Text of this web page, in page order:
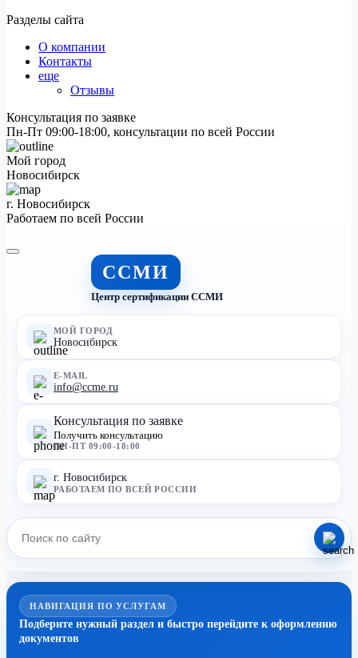
Разделы сайта
О компании
Контакты
еще
Отзывы
Консультация по заявке
Пн-Пт 09:00-18:00, консультации по всей России
Мой город
Новосибирск
г. Новосибирск
Работаем по всей России
ССМИ
Центр сертификации ССМИ
МОЙ ГОРОД
Новосибирск
E-MAIL
info@ccme.ru
Консультация по заявке
Получить консультацию
ПН-ПТ 09:00-18:00
г. Новосибирск
РАБОТАЕМ ПО ВСЕЙ РОССИИ
НАВИГАЦИЯ ПО УСЛУГАМ
Подберите нужный раздел и быстро перейдите к оформлению
документов